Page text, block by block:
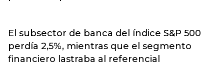
El subsector de banca del índice S&P 500
perdía 2,5%, mientras que el segmento
financiero lastraba al referencial